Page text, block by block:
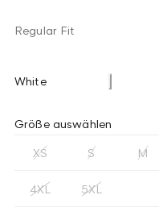
Regular Fit
White
Größe auswählen
XS S M
4XL 5XL